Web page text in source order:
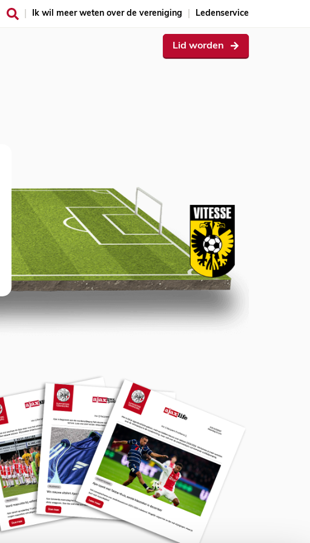
Ik wil meer weten over de vereniging Ledenservice
Lid worden